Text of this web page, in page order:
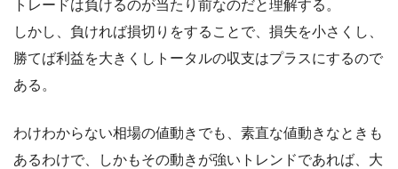
トレードは負けるのが当たり前なのだと理解する。
しかし、負ければ損切りをすることで、損失を小さくし、
勝てば利益を大きくしトータルの収支はプラスにするので
ある。
わけわからない相場の値動きでも、素直な値動きなときも
あるわけで、しかもその動きが強いトレンドであれば、大